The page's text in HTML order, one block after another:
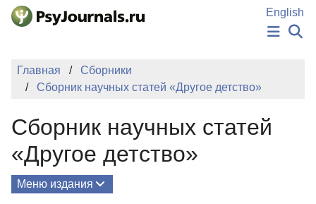
Перейти к основному содержанию
English
НОВОСТИ
ИЗДАНИЯ
АВТОРЫ
БАЗА ЗНАНИЙ
КЛЮЧЕВЫЕ СЛОВА
Регистрация
Главная
Сборники
Сборник научных статей «Другое детство»
Сборник научных статей
«Другое детство»
Меню издания